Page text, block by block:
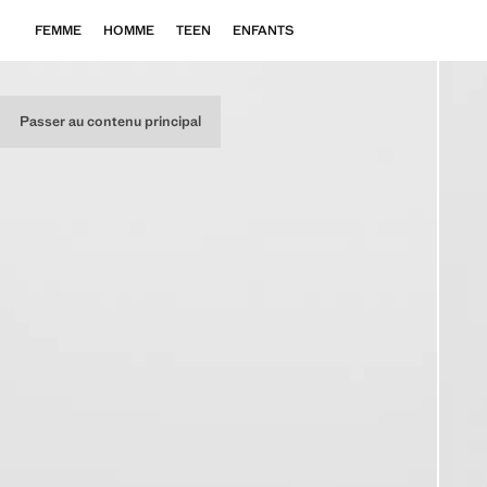
Passer au contenu principal
FEMME HOMME TEEN ENFANTS